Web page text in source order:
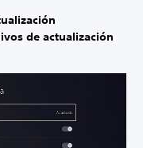
de actualización